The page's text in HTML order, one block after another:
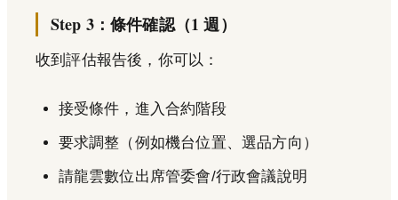
Step 3：條件確認（1 週）
收到評估報告後，你可以：
接受條件，進入合約階段
要求調整（例如機台位置、選品方向）
請龍雲數位出席管委會/行政會議說明